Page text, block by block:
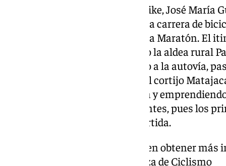
El presidente del CD Guerrero Bike, José María
participantes disfrutarán de una carrera de
modalidad Mountain Bike Media Maratón. El
viñas y transita por zonas como la aldea rural
el Centro de Conservación junto a la autovía,
emprendiendo enclaves como el cortijo
desfilando también por la Sierra y
el caso de los últimos participantes, pues los
horas) el regreso al punto de partida.
Las personas interesadas pueden obtener
enlace de la Federación Andaluza de Ciclismo